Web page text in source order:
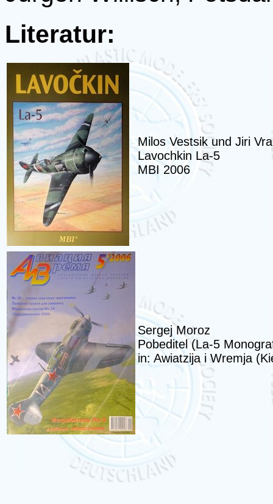
Literatur:
Milos Vestsik und Jiri
Lavochkin La-5
MBI 2006
Sergej Moroz
Pobeditel (La-5
in: Awiatzija i Wremja